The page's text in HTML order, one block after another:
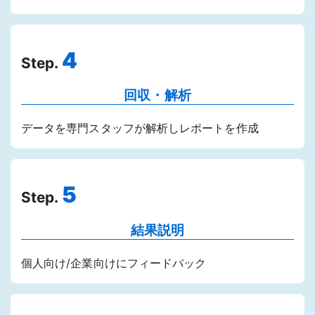
Step. 4
回収・解析
データを専門スタッフが解析しレポートを作成
Step. 5
結果説明
個人向け/企業向けにフィードバック